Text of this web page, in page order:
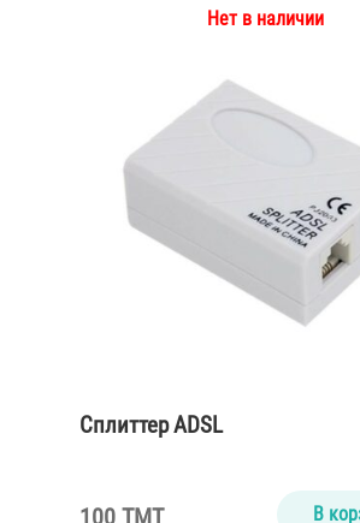
Нет в наличии
Сплиттер ADSL
100 TMT В